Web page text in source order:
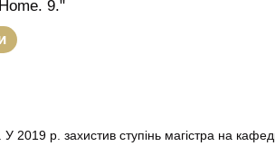
р. захистив ступінь магістра на
9."